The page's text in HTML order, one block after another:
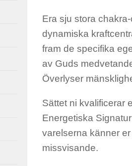
Era sju stora
dynamiska
fram de specifika
av Guds
Överlyser
Sättet ni kvalificerar
Energetiska
varelserna känner
missvisande.